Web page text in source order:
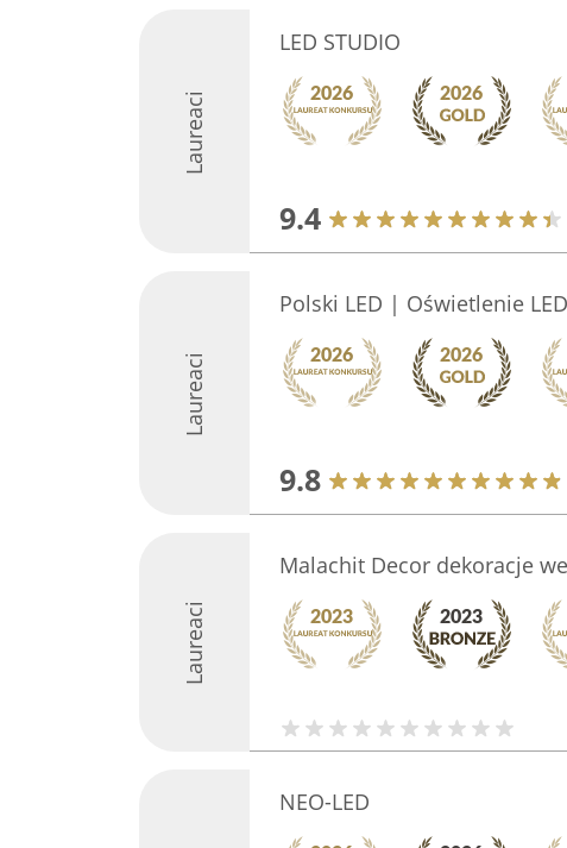
Laureaci
LED STUDIO
9.4
Laureaci
Polski LED | Oświetlenie LED
9.8
Laureaci
Malachit Decor dekoracje
NEO-LED